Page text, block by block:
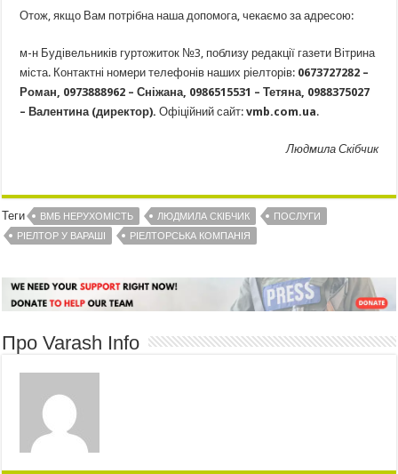
Отож, якщо Вам потрібна наша допомога, чекаємо за адресою:
м-н Будівельників гуртожиток №3, поблизу редакції газети Вітрина
міста. Контактні номери телефонів наших ріелторів: 0673727282 –
Роман, 0973888962 – Сніжана, 0986515531 – Тетяна, 0988375027
– Валентина (директор). Офіційний сайт:vmb.com.ua.
Людмила Скібчик
Теги ВМБ НЕРУХОМІСТЬ ЛЮДМИЛА СКІБЧИК
ПОСЛУГИ
РІЕЛТОР У ВАРАШІ
РІЕЛТОРСЬКА КОМПАНІЯ
Про Varash Info